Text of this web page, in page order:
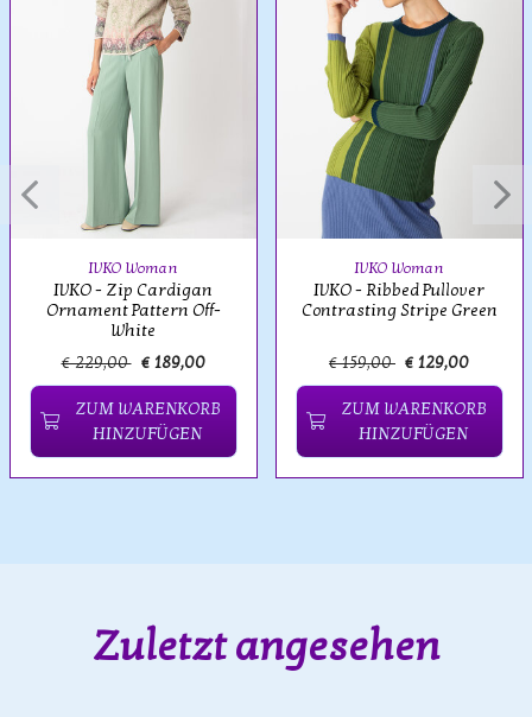
IVKO Woman
IVKO - Zip Cardigan
Ornament Pattern Off-
White
€ 229,00 € 189,00
ZUM WARENKORB
HINZUFÜGEN
IVKO Woman
IVKO - Ribbed Pullover
Contrasting Stripe Green
€ 159,00 € 129,00
ZUM WARENKORB
HINZUFÜGEN
Zuletzt angesehen